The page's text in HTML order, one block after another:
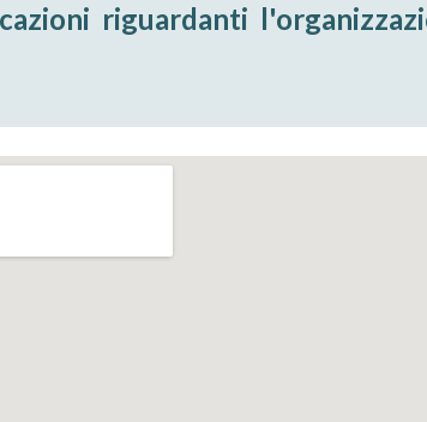
riguardanti